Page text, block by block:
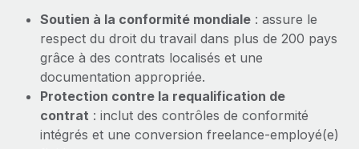
Achetez et suivez vos équipements informatiques
dans le monde entier
Création d’entité
Établissez des entités rapidement et en toute
conformité
Gestion des freelances
Taxes
Explorer le blog
BLOG
Soutien à la conformité mondiale : assure le
respect du droit du travail dans plus de 200 pays
grâce à des contrats localisés et une
documentation appropriée.
Protection contre la requalification de
contrat : inclut des contrôles de conformité
intégrés et une conversion freelance-employé(e)